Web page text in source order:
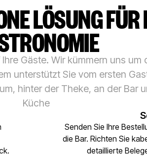
LÖSUNG FÜR
Gäste. Wir kümmern uns um
unterstützt Sie vom ersten
hinter der Theke, an der Bar
Küche
Senden Sie Ihre
die Bar. Richten Sie
detaillierte